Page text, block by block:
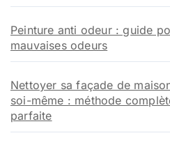
Peinture anti odeur : guide
mauvaises odeurs
Nettoyer sa façade de
soi-même : méthode
parfaite